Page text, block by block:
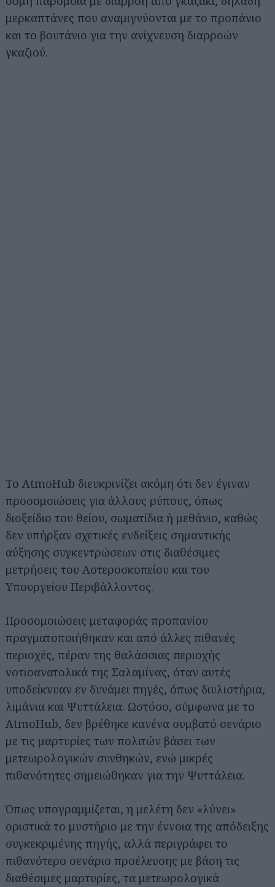
μερκαπτάνες που αναμιγνύονται με το προπάνιο
και το βουτάνιο για την ανίχνευση διαρροών
γκαζιού.
Το AtmoHub διευκρινίζει ακόμη ότι δεν έγιναν
προσομοιώσεις για άλλους ρύπους, όπως
διοξείδιο του θείου, σωματίδια ή μεθάνιο, καθώς
δεν υπήρξαν σχετικές ενδείξεις σημαντικής
αύξησης συγκεντρώσεων στις διαθέσιμες
μετρήσεις του Αστεροσκοπείου και του
Υπουργείου Περιβάλλοντος.
Προσομοιώσεις μεταφοράς προπανίου
πραγματοποιήθηκαν και από άλλες πιθανές
περιοχές, πέραν της θαλάσσιας περιοχής
νοτιοανατολικά της Σαλαμίνας, όταν αυτές
υποδείκνυαν εν δυνάμει πηγές, όπως διυλιστήρια,
λιμάνια και Ψυττάλεια. Ωστόσο, σύμφωνα με το
AtmoHub, δεν βρέθηκε κανένα συμβατό σενάριο
με τις μαρτυρίες των πολιτών βάσει των
μετεωρολογικών συνθηκών, ενώ μικρές
πιθανότητες σημειώθηκαν για την Ψυττάλεια.
Όπως υπογραμμίζεται, η μελέτη δεν «λύνει»
οριστικά το μυστήριο με την έννοια της απόδειξης
συγκεκριμένης πηγής, αλλά περιγράφει το
πιθανότερο σενάριο προέλευσης με βάση τις
διαθέσιμες μαρτυρίες, τα μετεωρολογικά
για...